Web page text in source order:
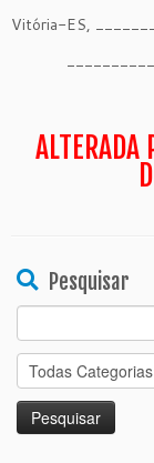
Vitória-ES,
ALTERADA
Pesquisar
Search
for: